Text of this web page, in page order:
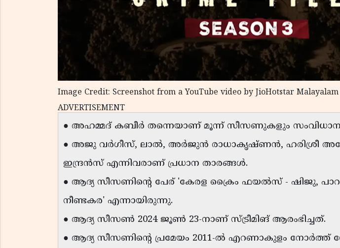
Image Credit: Screenshot from a YouTube video by JioHotstar Malayalam
ADVERTISEMENT
● അഹമ്മദ് കബീർ തന്നെയാണ് മൂന്ന് സീസണുകളും
● അജു വർഗീസ്, ലാൽ, അർജുൻ രാധാകൃഷ്ണൻ, ഹരിശ്രീ
ഇന്ദ്രൻസ് എന്നിവരാണ് പ്രധാന താരങ്ങൾ.
● ആദ്യ സീസണിന്റെ പേര് 'കേരള ക്രൈം ഫയൽസ് - ഷിജു,
നീണ്ടകര' എന്നായിരുന്നു.
● ആദ്യ സീസൺ 2024 ജൂൺ 23-നാണ് സ്ട്രീമിങ് ആരംഭിച്ചത്.
● ആദ്യ സീസണിൻ്റെ പ്രമേയം 2011-ൽ എറണാകുളം നോർത്ത്